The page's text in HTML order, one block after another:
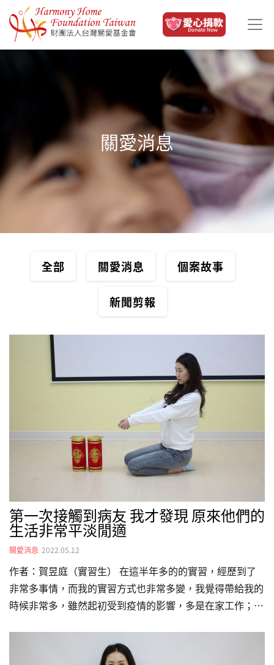
移至主內容
關愛消息
全部 關愛消息 個案故事
新聞剪報
第一次接觸到病友 我才發現 原來他們的
生活非常平淡閒適
關愛消息 2022.05.12
作者：賀昱庭（實習生） 在這半年多的的實習，經歷到了
非常多事情，而我的實習方式也非常多變，我覺得帶給我的
時候非常多，雖然起初受到疫情的影響，多是在家工作；但
行政或是其他的庶務，對我來說都是不一樣的體驗，一開始
進辦公室參與世界愛滋日的貼文活動，發現原來當臉書小編